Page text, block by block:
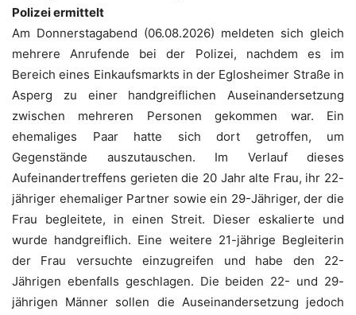
Polizei ermittelt
Am Donnerstagabend (06.08.2026) meldeten sich gleich
mehrere Anrufende bei der Polizei, nachdem es im
Bereich eines Einkaufsmarkts in der Eglosheimer Straße in
Asperg zu einer handgreiflichen Auseinandersetzung
zwischen mehreren Personen gekommen war. Ein
ehemaliges Paar hatte sich dort getroffen, um
Gegenstände auszutauschen. Im Verlauf dieses
Aufeinandertreffens gerieten die 20 Jahr alte Frau, ihr 22-
jähriger ehemaliger Partner sowie ein 29-Jähriger, der die
Frau begleitete, in einen Streit. Dieser eskalierte und
wurde handgreiflich. Eine weitere 21-jährige Begleiterin
der Frau versuchte einzugreifen und habe den 22-
Jährigen ebenfalls geschlagen. Die beiden 22- und 29-
jährigen Männer sollen die Auseinandersetzung jedoch